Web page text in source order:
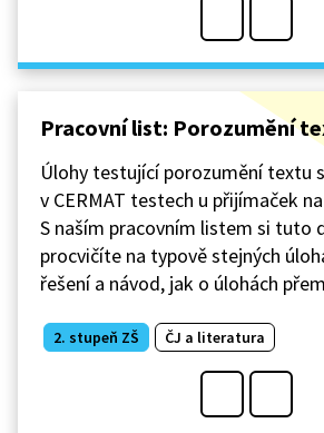
Pracovní list: Porozumění
Úlohy testující porozumění textu
v CERMAT testech u přijímaček
S naším pracovním listem si tuto
procvičíte na typově stejných
řešení a návod, jak o úlohách
2. stupeň ZŠ ČJ a literatura